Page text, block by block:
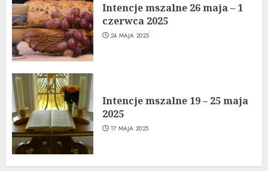
Intencje mszalne 26 maja – 1
czerwca 2025
24 MAJA 2025
Intencje mszalne 19 – 25 maja
2025
17 MAJA 2025